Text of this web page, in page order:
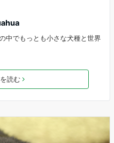
中でもっとも小さな犬種と世界
読む